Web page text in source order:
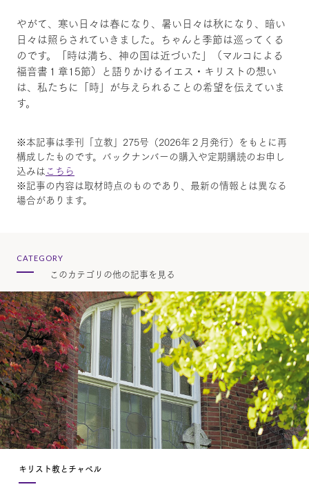
やがて、寒い日々は春になり、暑い日々は秋になり、暗い
日々は照らされていきました。ちゃんと季節は巡ってくる
のです。「時は満ち、神の国は近づいた」（マルコによる
福音書１章15節）と語りかけるイエス・キリストの想い
は、私たちに「時」が与えられることの希望を伝えていま
す。
※本記事は季刊「立教」275号（2026年２月発行）をもとに再
構成したものです。バックナンバーの購入や定期購読のお申し
込みはこちら
※記事の内容は取材時点のものであり、最新の情報とは異なる
場合があります。
CATEGORY
このカテゴリの他の記事を見る
キリスト教とチャペル